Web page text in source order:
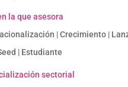
la que asesora
| Crecimiento |
| Estudiante
sectorial